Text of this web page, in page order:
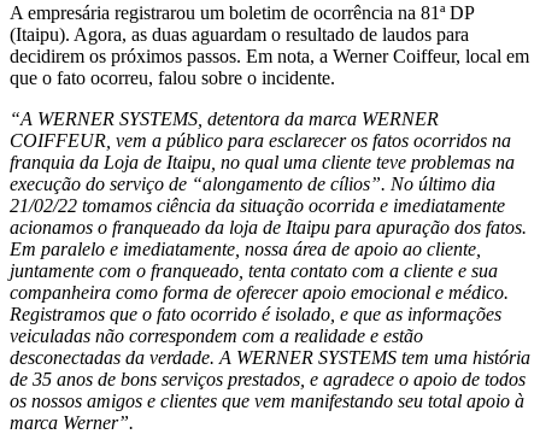
A empresária registrarou um boletim de ocorrência na 81ª DP
(Itaipu). Agora, as duas aguardam o resultado de laudos para
decidirem os próximos passos. Em nota, a Werner Coiffeur, local em
que o fato ocorreu, falou sobre o incidente.
“A WERNER SYSTEMS, detentora da marca WERNER
COIFFEUR, vem a público para esclarecer os fatos ocorridos na
franquia da Loja de Itaipu, no qual uma cliente teve problemas na
execução do serviço de “alongamento de cílios”. No último dia
21/02/22 tomamos ciência da situação ocorrida e imediatamente
acionamos o franqueado da loja de Itaipu para apuração dos fatos.
Em paralelo e imediatamente, nossa área de apoio ao cliente,
juntamente com o franqueado, tenta contato com a cliente e sua
companheira como forma de oferecer apoio emocional e médico.
Registramos que o fato ocorrido é isolado, e que as informações
veiculadas não correspondem com a realidade e estão
desconectadas da verdade. A WERNER SYSTEMS tem uma história
de 35 anos de bons serviços prestados, e agradece o apoio de todos
os nossos amigos e clientes que vem manifestando seu total apoio à
marca Werner”.